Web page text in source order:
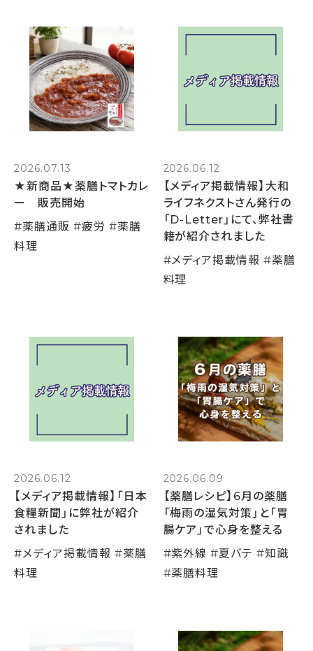
2026.07.13
★新商品★薬膳トマトカレ
ー 販売開始
#薬膳通販 #疲労 #薬膳
料理
2026.06.12
【メディア掲載情報】大和
ライフネクストさん発行の
「D-Letter」にて、弊社書
籍が紹介されました
#メディア掲載情報 #薬膳
料理
2026.06.12
【メディア掲載情報】「日本
食糧新聞」に弊社が紹介
されました
#メディア掲載情報 #薬膳
料理
2026.06.09
【薬膳レシピ】6月の薬膳
「梅雨の湿気対策」と「胃
腸ケア」で心身を整える
#紫外線 #夏バテ #知識
#薬膳料理